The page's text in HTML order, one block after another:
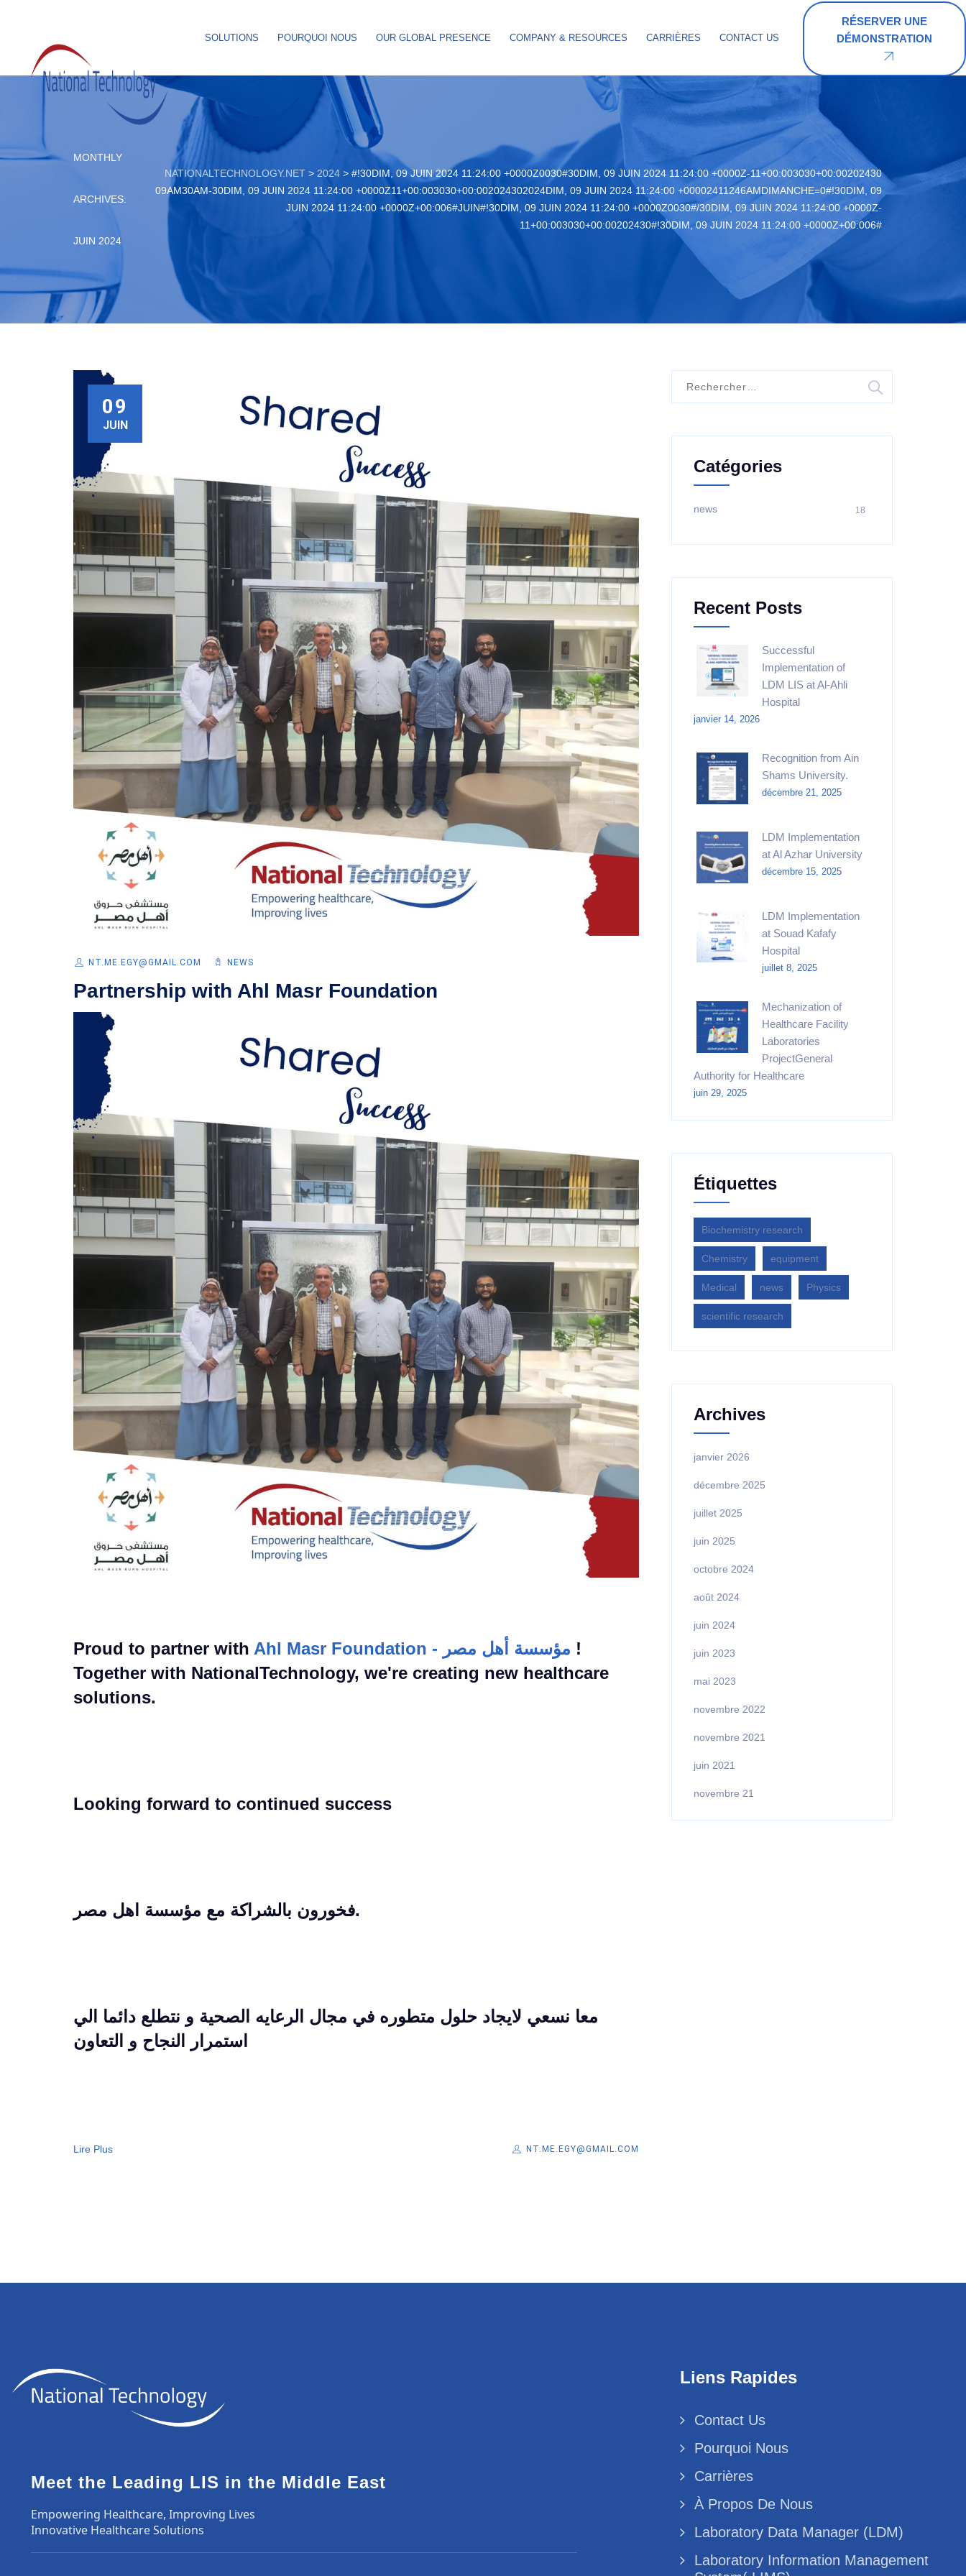
SOLUTIONS POURQUOI NOUS OUR GLOBAL PRESENCE COMPANY & RESOURCES CARRIÈRES CONTACT US
RÉSERVER UNE
DÉMONSTRATION
MONTHLY
ARCHIVES:
JUIN 2024
NATIONALTECHNOLOGY.NET > 2024 > #!30DIM, 09 JUIN 2024 11:24:00 +0000Z0030#30DIM, 09 JUIN 2024 11:24:00 +0000Z-11+00:003030+00:00202430
09AM30AM-30DIM, 09 JUIN 2024 11:24:00 +0000Z11+00:003030+00:002024302024DIM, 09 JUIN 2024 11:24:00 +00002411246AMDIMANCHE=0#!30DIM, 09
JUIN 2024 11:24:00 +0000Z+00:006#JUIN#!30DIM, 09 JUIN 2024 11:24:00 +0000Z0030#/30DIM, 09 JUIN 2024 11:24:00 +0000Z-
11+00:003030+00:00202430#!30DIM, 09 JUIN 2024 11:24:00 +0000Z+00:006#
09
JUIN
NT.ME.EGY@GMAIL.COM NEWS
Partnership with Ahl Masr Foundation
Proud to partner with Ahl Masr Foundation - مؤسسة أهل مصر !
Together with NationalTechnology, we're creating new healthcare
solutions.
Looking forward to continued success
فخورون بالشراكة مع مؤسسة اهل مصر.
معا نسعي لايجاد حلول متطوره في مجال الرعايه الصحية و نتطلع دائما الي
استمرار النجاح و التعاون
Lire Plus NT.ME.EGY@GMAIL.COM
Catégories
news 18
Recent Posts
Successful
Implementation of
LDM LIS at Al-Ahli
Hospital
janvier 14, 2026
Recognition from Ain
Shams University.​
décembre 21, 2025
LDM Implementation
at Al Azhar University
décembre 15, 2025
LDM Implementation
at Souad Kafafy
Hospital
juillet 8, 2025
Mechanization of
Healthcare Facility
Laboratories
ProjectGeneral
Authority for Healthcare
juin 29, 2025
Étiquettes
Biochemistry research
Chemistry equipment‎
Medical news Physics
scientific research
Archives
janvier 2026
décembre 2025
juillet 2025
juin 2025
octobre 2024
août 2024
juin 2024
juin 2023
mai 2023
novembre 2022
novembre 2021
juin 2021
novembre 21
Meet the Leading LIS in the Middle East
Empowering Healthcare, Improving Lives
Innovative Healthcare Solutions
Liens Rapides
Contact Us
Pourquoi Nous
Carrières
À Propos De Nous
Laboratory Data Manager (LDM)
Laboratory Information Management